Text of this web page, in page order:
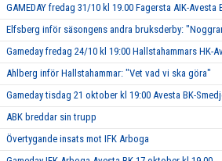
GAMEDAY fredag 31/10 kl 19.00 Fagersta AIK-Avesta
Elfsberg inför säsongens andra bruksderby:
Gameday fredag 24/10 kl 19:00 Hallstahammars HK-
Ahlberg inför Hallstahammar: "Vet vad vi ska göra"
Gameday tisdag 21 oktober kl 19:00 Avesta BK-
ABK breddar sin trupp
Övertygande insats mot IFK Arboga